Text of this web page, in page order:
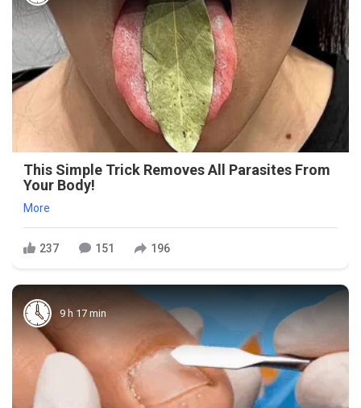
This Simple Trick Removes All Parasites From
Your Body!
More
237 151 196
9 h 17 min